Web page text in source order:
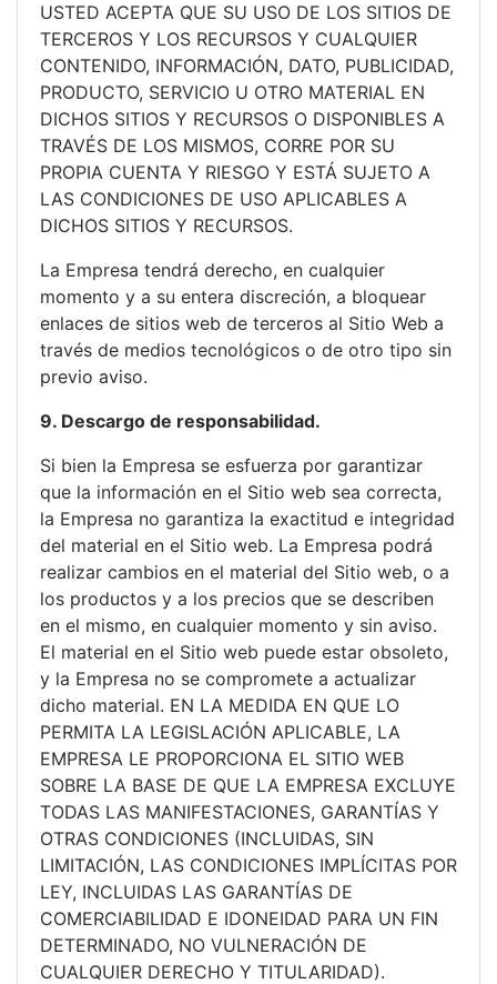
USTED ACEPTA QUE SU USO DE LOS SITIOS DE
TERCEROS Y LOS RECURSOS Y CUALQUIER
CONTENIDO, INFORMACIÓN, DATO, PUBLICIDAD,
PRODUCTO, SERVICIO U OTRO MATERIAL EN
DICHOS SITIOS Y RECURSOS O DISPONIBLES A
TRAVÉS DE LOS MISMOS, CORRE POR SU
PROPIA CUENTA Y RIESGO Y ESTÁ SUJETO A
LAS CONDICIONES DE USO APLICABLES A
DICHOS SITIOS Y RECURSOS.
La Empresa tendrá derecho, en cualquier
momento y a su entera discreción, a bloquear
enlaces de sitios web de terceros al Sitio Web a
través de medios tecnológicos o de otro tipo sin
previo aviso.
9. Descargo de responsabilidad.
Si bien la Empresa se esfuerza por garantizar
que la información en el Sitio web sea correcta,
la Empresa no garantiza la exactitud e integridad
del material en el Sitio web. La Empresa podrá
realizar cambios en el material del Sitio web, o a
los productos y a los precios que se describen
en el mismo, en cualquier momento y sin aviso.
El material en el Sitio web puede estar obsoleto,
y la Empresa no se compromete a actualizar
dicho material. EN LA MEDIDA EN QUE LO
PERMITA LA LEGISLACIÓN APLICABLE, LA
EMPRESA LE PROPORCIONA EL SITIO WEB
SOBRE LA BASE DE QUE LA EMPRESA EXCLUYE
TODAS LAS MANIFESTACIONES, GARANTÍAS Y
OTRAS CONDICIONES (INCLUIDAS, SIN
LIMITACIÓN, LAS CONDICIONES IMPLÍCITAS POR
LEY, INCLUIDAS LAS GARANTÍAS DE
COMERCIABILIDAD E IDONEIDAD PARA UN FIN
DETERMINADO, NO VULNERACIÓN DE
CUALQUIER DERECHO Y TITULARIDAD).